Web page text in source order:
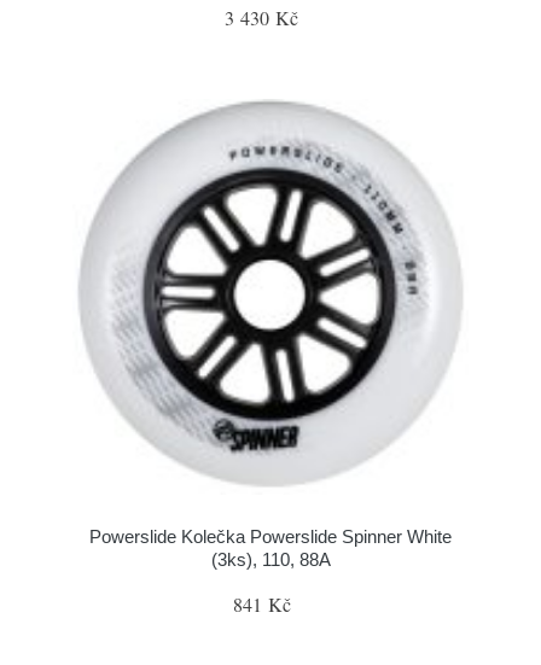
3 430 Kč
Powerslide Kolečka Powerslide Spinner White
(3ks), 110, 88A
841 Kč